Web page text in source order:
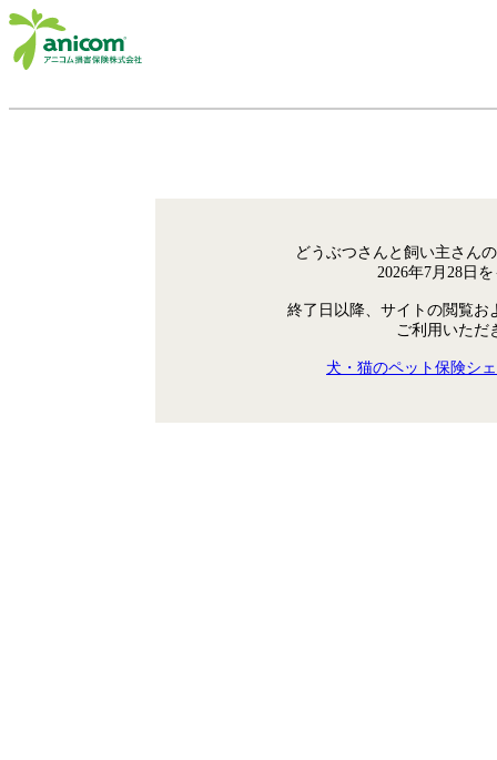
どうぶつさんと飼い主さん
2026年7月28日
終了日以降、サイトの閲覧お
ご利用いただ
犬・猫のペット保険シ